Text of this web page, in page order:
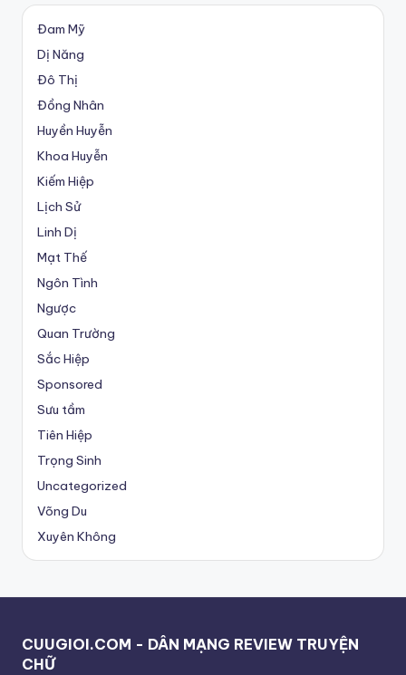
Đam Mỹ
Dị Năng
Đô Thị
Đồng Nhân
Huyền Huyễn
Khoa Huyễn
Kiếm Hiệp
Lịch Sử
Linh Dị
Mạt Thế
Ngôn Tình
Ngược
Quan Trường
Sắc Hiệp
Sponsored
Sưu tầm
Tiên Hiệp
Trọng Sinh
Uncategorized
Võng Du
Xuyên Không
CUUGIOI.COM - DÂN MẠNG REVIEW TRUYỆN
CHỮ